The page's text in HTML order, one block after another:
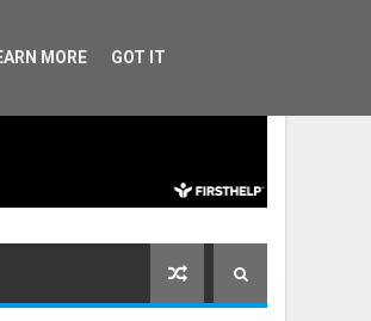
MORE GOT IT